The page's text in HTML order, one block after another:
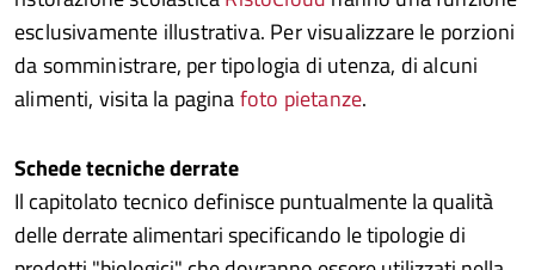
esclusivamente illustrativa. Per visualizzare le porzioni
da somministrare, per tipologia di utenza, di alcuni
alimenti, visita la paginafoto pietanze.
Schede tecniche derrate
Il capitolato tecnico definisce puntualmente la qualità
delle derrate alimentari specificando le tipologie di